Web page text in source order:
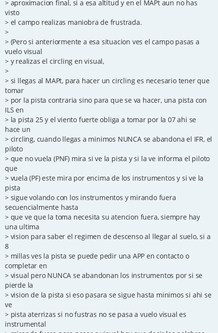
> aproximacion final, si a esa altitud y en el MAPt aun no has
visto
> el campo realizas maniobra de frustrada.
>
> (Pero si anteriormente a esa situacion ves el campo pasas a
vuelo visual
> y realizas el circling en visual,
>
> si llegas al MAPt, para hacer un circling es necesario tener que
tomar
> por la pista contraria sino para que se va hacer, una pista con
ILS en
> la pista 25 y el viento fuerte obliga a tomar por la 07 ahi se
hace un
> circling, cuando llegas a minimos NUNCA se abandona el IFR, el
piloto
> que no vuela (PNF) mira si ve la pista y si la ve informa el piloto
que
> vuela (PF) este mira por encima de los instrumentos y si ve la
pista
> sigue volando con los instrumentos y mirando fuera
secuencialmente hasta
> que ve que la toma necesita su atencion fuera, siempre hay
una ultima
> vision para saber el regimen de descenso al llegar al suelo, si a
8
> millas ves la pista se puede pedir una APP en contacto o
completar en
> visual pero NUNCA se abandonan los instrumentos por si se
pierde la
> vision de la pista si eso pasara se sigue hasta minimos si ahi se
ve
> pista aterrizas si no fustras no se pasa a vuelo visual es
instrumental